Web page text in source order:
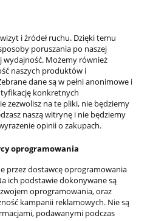
KLIENTA
Kontakt
zamówienia
konta
Ulubione
płatności
zamówienia
69,
i źródeł ruchu. Dzięki temu
poruszania po naszej
wydajność. Możemy również
naszych produktów i
dane są w pełni anonimowe i
konkretnych
zezwolisz na te pliki, nie będziemy
naszą witrynę i nie będziemy
opinii o zakupach.
oprogramowania
przez dostawcę oprogramowania
ich podstawie dokonywane są
oprogramowania, oraz
kampanii reklamowych. Nie są
podawanymi podczas